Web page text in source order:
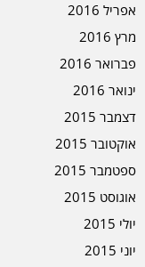
אפריל 2016
מרץ 2016
פברואר 2016
ינואר 2016
דצמבר 2015
אוקטובר 2015
ספטמבר 2015
אוגוסט 2015
יולי 2015
יוני 2015